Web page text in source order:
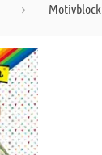
Motivblock